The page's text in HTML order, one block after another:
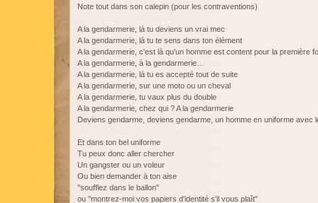
Note tout dans son calepin (pour les contraventions)
A la gendarmerie, là tu deviens un vrai mec
A la gendarmerie, là tu te sens dans ton élément
A la gendarmerie, c'est là qu'un homme est content pour la première
A la gendarmerie, à la gendarmerie…
A la gendarmerie, là tu es accepté tout de suite
A la gendarmerie, sur une moto ou un cheval
A la gendarmerie, tu vaux plus du double
A la gendarmerie, chez qui ? A la gendarmerie
Deviens gendarme, deviens gendarme, un homme en uniforme avec
Et dans ton bel uniforme
Tu peux donc aller chercher
Un gangster ou un voleur
Ou bien demander à ton aise
"soufflez dans le ballon"
ou "montrez-moi vos papiers d'identité s'il vous plaît"